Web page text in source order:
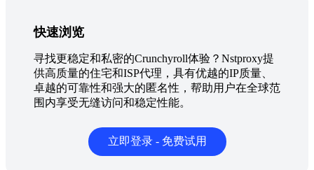
快速浏览
寻找更稳定和私密的Crunchyroll体验？Nstproxy提
供高质量的住宅和ISP代理，具有优越的IP质量、
卓越的可靠性和强大的匿名性，帮助用户在全球范
围内享受无缝访问和稳定性能。
立即登录 - 免费试用